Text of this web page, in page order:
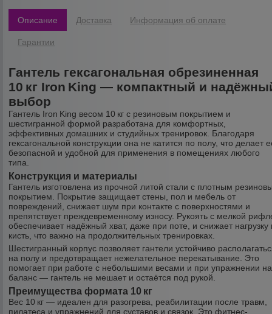
Описание Доставка Информация об оплате
Гарантии
Гантель гексагональная обрезиненная
10 кг Iron King — компактный и
выбор
Гантель Iron King весом 10 кг с резиновым покрытием и
шестигранной формой разработана для комфортных,
эффективных домашних и студийных тренировок. Благодаря
гексагональной конструкции она не катится по полу, что делает
безопасной и удобной для применения в помещениях любого
типа.
Конструкция и материалы
Гантель изготовлена из прочной литой стали с плотным
покрытием. Покрытие защищает стены, пол и мебель от
повреждений, снижает шум при контакте с поверхностями и
препятствует преждевременному износу. Рукоять с мелкой
обеспечивает надёжный хват, даже при поте, и снижает нагрузку
кисть, что важно на продолжительных тренировках.
Шестигранный корпус позволяет гантели устойчиво
на полу и предотвращает нежелательное перекатывание. Это
помогает при работе с небольшими весами и при упражнении на
баланс — гантель не мешает и остаётся под рукой.
Преимущества формата 10 кг
Вес 10 кг — идеален для разогрева, реабилитации после травм,
пилатеса и упражнений для суставов и связок. Это фитнес-